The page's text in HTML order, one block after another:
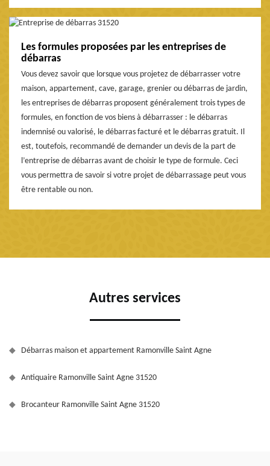
Les formules proposées par les entreprises de
débarras
Vous devez savoir que lorsque vous projetez de débarrasser votre
maison, appartement, cave, garage, grenier ou débarras de jardin,
les entreprises de débarras proposent généralement trois types de
formules, en fonction de vos biens à débarrasser : le débarras
indemnisé ou valorisé, le débarras facturé et le débarras gratuit. Il
est, toutefois, recommandé de demander un devis de la part de
l’entreprise de débarras avant de choisir le type de formule. Ceci
vous permettra de savoir si votre projet de débarrassage peut vous
être rentable ou non.
Autres services
Débarras maison et appartement Ramonville Saint Agne
Antiquaire Ramonville Saint Agne 31520
Brocanteur Ramonville Saint Agne 31520